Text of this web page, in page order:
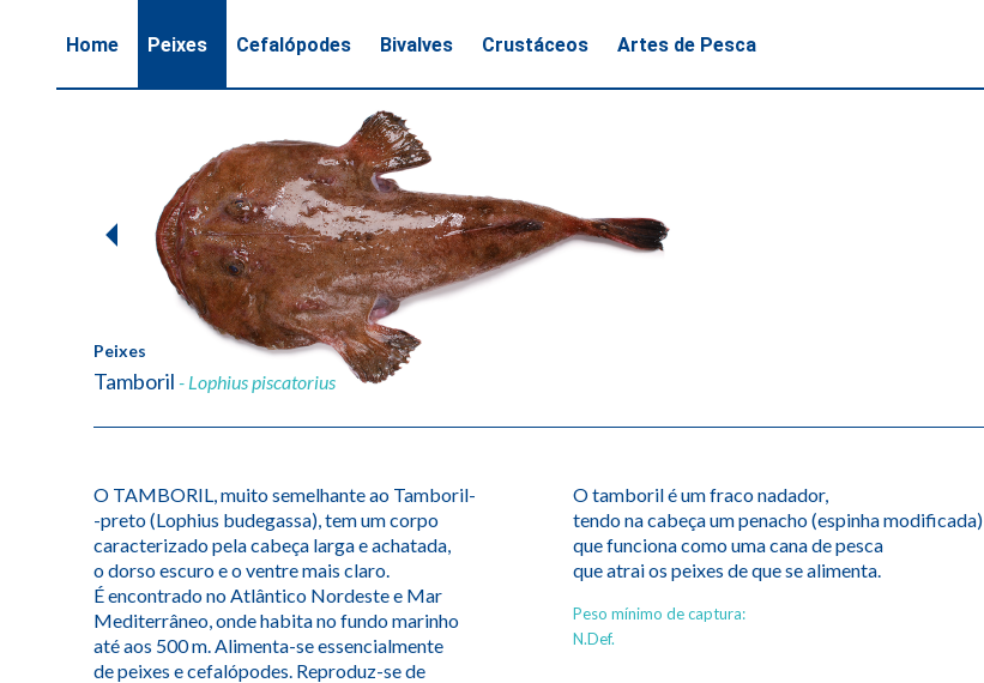
Home Peixes Cefalópodes Bivalves Crustáceos Artes de Pesca
Peixes
Tamboril - Lophius piscatorius
O TAMBORIL, muito semelhante ao Tamboril-
-preto (Lophius budegassa), tem um corpo
caracterizado pela cabeça larga e achatada,
o dorso escuro e o ventre mais claro.
É encontrado no Atlântico Nordeste e Mar
Mediterrâneo, onde habita no fundo marinho
até aos 500 m. Alimenta-se essencialmente
de peixes e cefalópodes. Reproduz-se de
O tamboril é um fraco nadador,
tendo na cabeça um penacho (espinha modificada)
que funciona como uma cana de pesca
que atrai os peixes de que se alimenta.
Peso mínimo de captura:
N.Def.